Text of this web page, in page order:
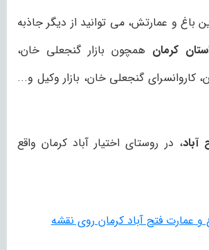
باغ و عمارتش، می توانید از دیگر جاذبه
کرمان همچون بازار گنجعلی خان،
کاروانسرای گنجعلی خان، بازار وکیل و...
آباد، در روستای اختیار آباد کرمان واقع
و عمارت فتح آباد کرمان روی نقشه